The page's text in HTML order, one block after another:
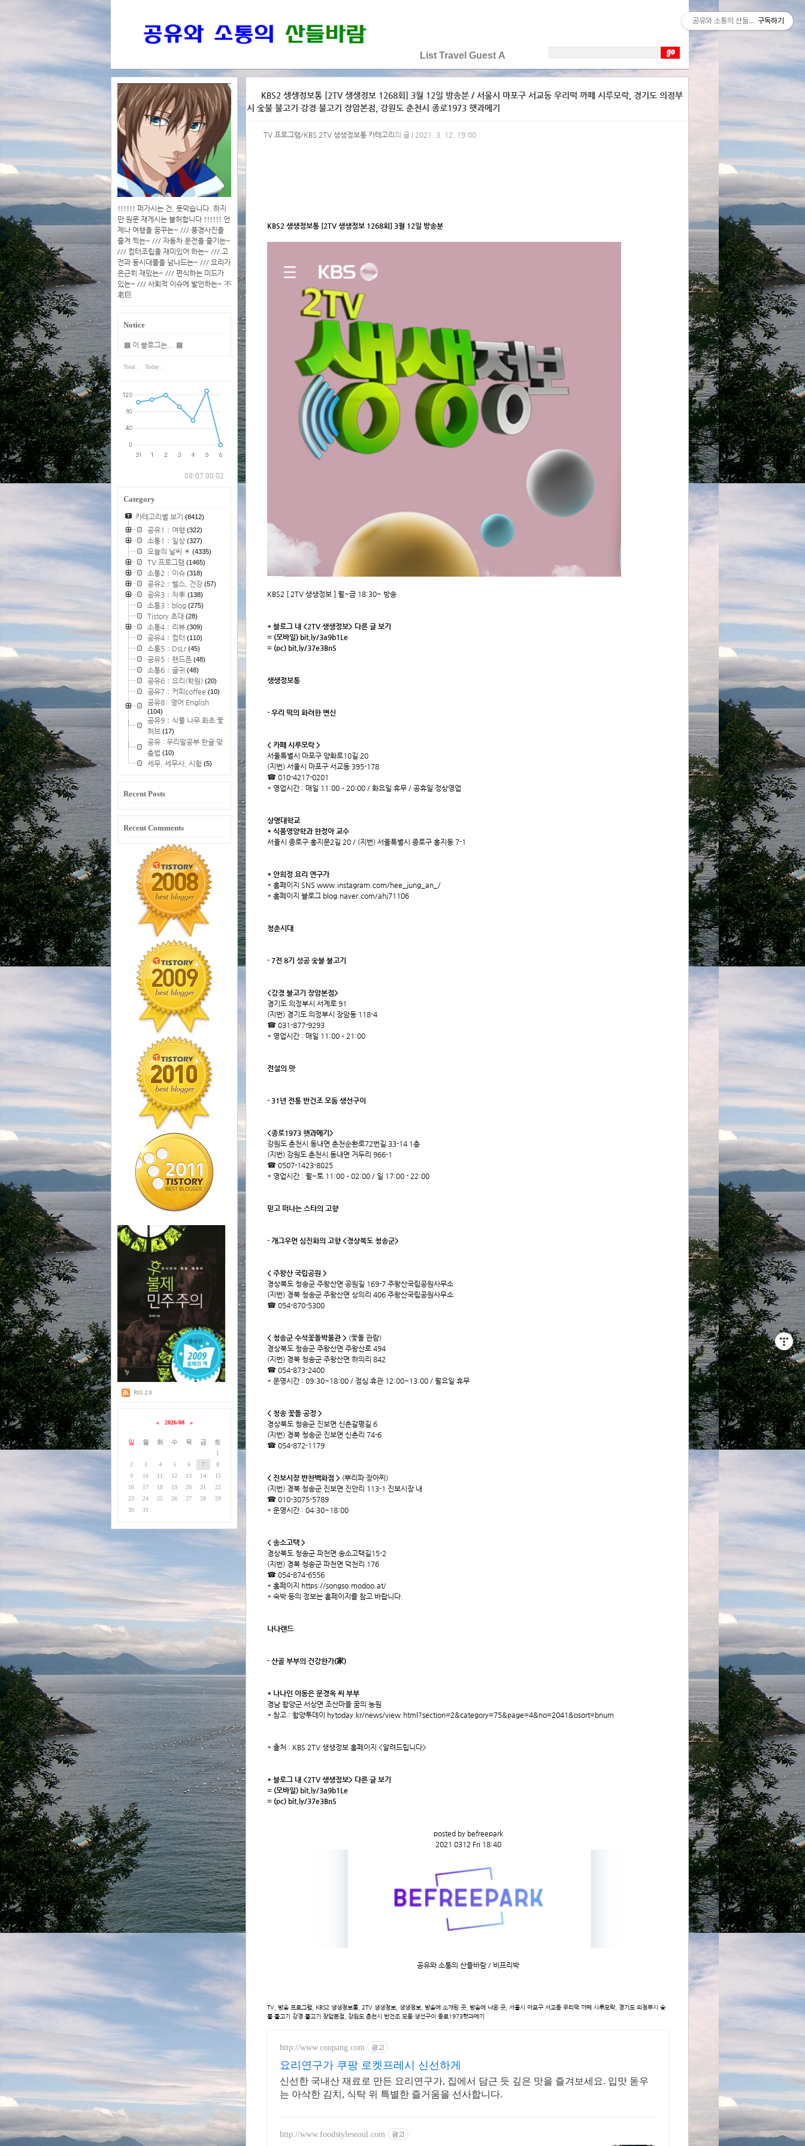
List Travel Guest A
!!!!!! 퍼가시는 건, 못막습니다. 하지
만 원문 재게시는 불허합니다 !!!!!! 언
제나 여행을 꿈꾸는~ /// 풍경사진을
즐겨 찍는~ /// 자동차 운전을 즐기는~
/// 컴터조립을 재미있어 하는~ /// 고
전과 동시대물을 넘나드는~ /// 요리가
은근히 재밌는~ /// 편식하는 미드가
있는~ /// 사회적 이슈에 발언하는~ 不
老巨
Notice
▩ 이 블로그는... ▩
Total : Today :
08-07 00:02
Category
카테고리별 보기 (8412)
공유1：여행 (322)
소통1：일상(327)
오늘의 날씨 ☀ (4335)
TV 프로그램 (1465)
소통2：이슈(318)
공유2：헬스, 건강(57)
공유3：차車(138)
소통3：blog(275)
Tistory 초대 (28)
소통4：리뷰(309)
공유4：컴터 (110)
소통5：DsLr(45)
공유5：핸드폰(48)
소통6：글귀 (48)
공유6：요리(학원)(20)
공유7：커피coffee (10)
공유8 : 영어 English
(104)
공유9：식물 나무 화초 꽃
허브 (17)
공유 : 우리말공부 한글 맞
춤법 (10)
세무, 세무사, 시험 (5)
Recent Posts
Recent Comments
« 2026/08 »
일 월 화 수 목 금 토
1
2
3 4 5 6 7
8
9
10 11 12 13 14
15
16
17 18 19 20 21
22
23
24 25 26 27 28
29
30
31
KBS2 생생정보통 [2TV 생생정보 1268회] 3월 12일 방송분 / 서울시 마포구 서교동 우리떡 까페 시루모락, 경기도 의정부
시 숯불 불고기 강경 불고기 장암본점, 강원도 춘천시 종로1973 햇과메기
TV 프로그램/KBS 2TV 생생정보통 카테고리 의 글 | 2021. 3. 12. 19:00
KBS2 생생정보통 [2TV 생생정보 1268회] 3월 12일 방송분
KBS2 [ 2TV 생생정보 ] 월~금 18:30~ 방송
* 블로그 내 <2TV 생생정보> 다른 글 보기
= (모바일) bit.ly/3a9b1Le
= (pc) bit.ly/37e3BnS
생생정보통
- 우리 떡의 화려한 변신
< 카페 시루모락 >
서울특별시 마포구 양화로10길 20
(지번) 서울시 마포구 서교동 395-178
☎ 010-4217-0201
* 영업시간 : 매일 11:00 – 20:00 / 화요일 휴무 / 공휴일 정상영업
상명대학교
* 식품영양학과 한정아 교수
서울시 종로구 홍지문2길 20 / (지번) 서울특별시 종로구 홍지동 7-1
* 안희정 요리 연구가
* 홈페이지 SNS www.instagram.com/hee_jung_an_/
* 홈페이지 블로그 blog.naver.com/ahj71106
청춘시대
- 7전 8기 성공 숯불 불고기
<강경 불고기 장암본점>
경기도 의정부시 서계로 91
(지번) 경기도 의정부시 장암동 118-4
☎ 031-877-9293
* 영업시간 : 매일 11:00 – 21:00
전설의 맛
- 31년 전통 반건조 모둠 생선구이
<종로1973 햇과메기>
강원도 춘천시 동내면 춘천순환로72번길 33-14 1층
(지번) 강원도 춘천시 동내면 거두리 966-1
☎ 0507-1423-8025
* 영업시간 : 월~토 11:00 – 02:00 / 일 17:00 - 22:00
믿고 떠나는 스타의 고향
- 개그우먼 심진화의 고향 <경상북도 청송군>
< 주왕산 국립공원 >
경상북도 청송군 주왕산면 공원길 169-7 주왕산국립공원사무소
(지번) 경북 청송군 주왕산면 상의리 406 주왕산국립공원사무소
☎ 054-870-5300
< 청송군 수석꽃돌박물관 > (꽃돌 관람)
경상북도 청송군 주왕산면 주왕산로 494
(지번) 경북 청송군 주왕산면 하의리 842
☎ 054-873-2400
* 운영시간 : 09:30~18:00 / 점심 휴관 12:00~13:00 / 월요일 휴무
< 청송 꽃돌 공정 >
경상북도 청송군 진보면 신촌갈평길 6
(지번) 경북 청송군 진보면 신촌리 74-6
☎ 054-872-1179
< 진보시장 반찬백화점 > (뿌리파 장아찌)
(지번) 경북 청송군 진보면 진안리 113-1 진보시장 내
☎ 010-3075-5789
* 운영시간 : 04:30~18:00
< 송소고택 >
경상북도 청송군 파천면 송소고택길15-2
(지번) 경북 청송군 파천면 덕천리 176
☎ 054-874-6556
* 홈페이지 https://songso.modoo.at/
* 숙박 등의 정보는 홈페이지를 참고 바랍니다.
나나랜드
- 산골 부부의 건강한가(家)
* 나나인 이동은 문경옥 씨 부부
경남 함양군 서상면 조산마을 꿈의 농원
* 참고 : 함양투데이 hytoday.kr/news/view.html?section=2&category=75&page=4&no=2041&osort=bnum
* 출처 : KBS 2TV 생생정보 홈페이지 <알려드립니다>
* 블로그 내 <2TV 생생정보> 다른 글 보기
= (모바일) bit.ly/3a9b1Le
= (pc) bit.ly/37e3BnS
posted by befreepark
2021 0312 Fri 18:40
공유와 소통의 산들바람 / 비프리박
TV, 방송 프로그램, KBS2 생생정보통, 2TV 생생정보, 생생정보, 방송에 소개된 곳, 방송에 나온 곳, 서울시 마포구 서교동 우리떡 까페 시루모락, 경기도 의정부시 숯
불 불고기 강경 불고기 장암본점, 강원도 춘천시 반건조 모둠 생선구이 종로1973햇과메기
http://www.coupang.com 광고
요리연구가 쿠팡 로켓프레시 신선하게
신선한 국내산 재료로 만든 요리연구가, 집에서 담근 듯 깊은 맛을 즐겨보세요. 입맛 돋우
는 아삭한 김치, 식탁 위 특별한 즐거움을 선사합니다.
http://www.foodstyleseoul.com 광고
공유와 소통의 산들바람구독하기